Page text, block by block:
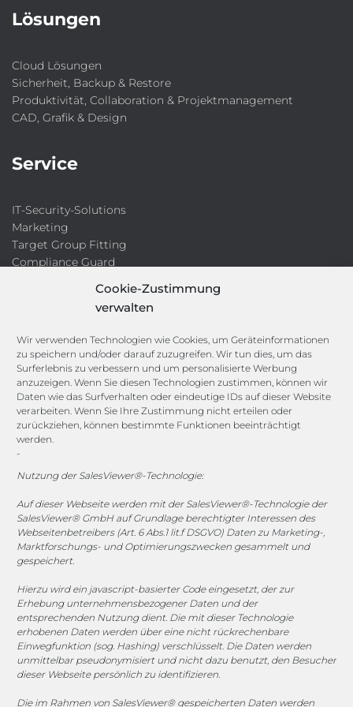
Cookie-Zustimmung
verwalten
Wir verwenden Technologien wie Cookies, um Geräteinformationen
zu speichern und/oder darauf zuzugreifen. Wir tun dies, um das
Surferlebnis zu verbessern und um personalisierte Werbung
anzuzeigen. Wenn Sie diesen Technologien zustimmen, können wir
Daten wie das Surfverhalten oder eindeutige IDs auf dieser Website
verarbeiten. Wenn Sie Ihre Zustimmung nicht erteilen oder
zurückziehen, können bestimmte Funktionen beeinträchtigt
werden.
-
Nutzung der SalesViewer®-Technologie:
Auf dieser Webseite werden mit der SalesViewer®-Technologie der
SalesViewer® GmbH auf Grundlage berechtigter Interessen des
Webseitenbetreibers (Art. 6 Abs.1 lit.f DSGVO) Daten zu Marketing-,
Marktforschungs- und Optimierungszwecken gesammelt und
gespeichert.
Hierzu wird ein javascript-basierter Code eingesetzt, der zur
Erhebung unternehmensbezogener Daten und der
entsprechenden Nutzung dient. Die mit dieser Technologie
erhobenen Daten werden über eine nicht rückrechenbare
Einwegfunktion (sog. Hashing) verschlüsselt. Die Daten werden
unmittelbar pseudonymisiert und nicht dazu benutzt, den Besucher
dieser Webseite persönlich zu identifizieren.
Die im Rahmen von SalesViewer® gespeicherten Daten werden
Lösungen
Cloud Lösungen
Sicherheit, Backup & Restore
Produktivität, Collaboration & Projektmanagement
CAD, Grafik & Design
Service
IT-Security-Solutions
Marketing
Target Group Fitting
Compliance Guard
Channels
vertrieb@megasoft.de
+49 2173 265 06 0
Mo. - Do. 08:00 - 17:00 Uhr
Fr. 08:00 - 15:00 Uhr
Sponsoring
1. FC Monheim
COOKIE-RICHTLINIE (EU)
© 2025 MEGASOFT® IT GmbH & Co. KG |